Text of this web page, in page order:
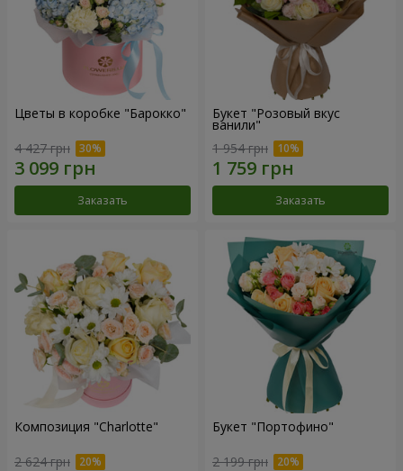
Цветы в коробке "Барокко"
4 427 грн
Заказать
Букет "Розовый вкус
ванили"
1 954 грн
Заказать
Композиция "Charlotte"
2 624 грн
Букет "Портофино"
2 199 грн